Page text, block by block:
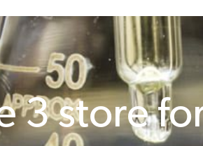
3 store